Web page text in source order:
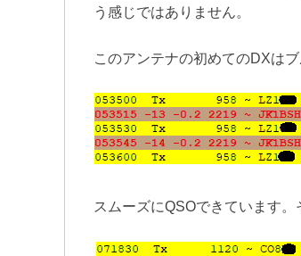
う感じではありません。
このアンテナの初めてのDXは
スムーズにQSOできています